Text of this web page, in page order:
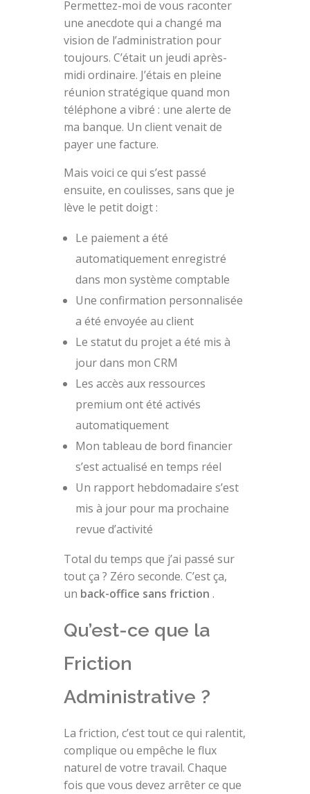
Permettez-moi de vous raconter
une anecdote qui a changé ma
vision de l’administration pour
toujours. C’était un jeudi après-
midi ordinaire. J’étais en pleine
réunion stratégique quand mon
téléphone a vibré : une alerte de
ma banque. Un client venait de
payer une facture.
Mais voici ce qui s’est passé
ensuite, en coulisses, sans que je
lève le petit doigt :
Le paiement a été
automatiquement enregistré
dans mon système comptable
Une confirmation personnalisée
a été envoyée au client
Le statut du projet a été mis à
jour dans mon CRM
Les accès aux ressources
premium ont été activés
automatiquement
Mon tableau de bord financier
s’est actualisé en temps réel
Un rapport hebdomadaire s’est
mis à jour pour ma prochaine
revue d’activité
Total du temps que j’ai passé sur
tout ça ? Zéro seconde. C’est ça,
un back-office sans friction .
Qu’est-ce que la
Friction
Administrative ?
La friction, c’est tout ce qui ralentit,
complique ou empêche le flux
naturel de votre travail. Chaque
fois que vous devez arrêter ce que